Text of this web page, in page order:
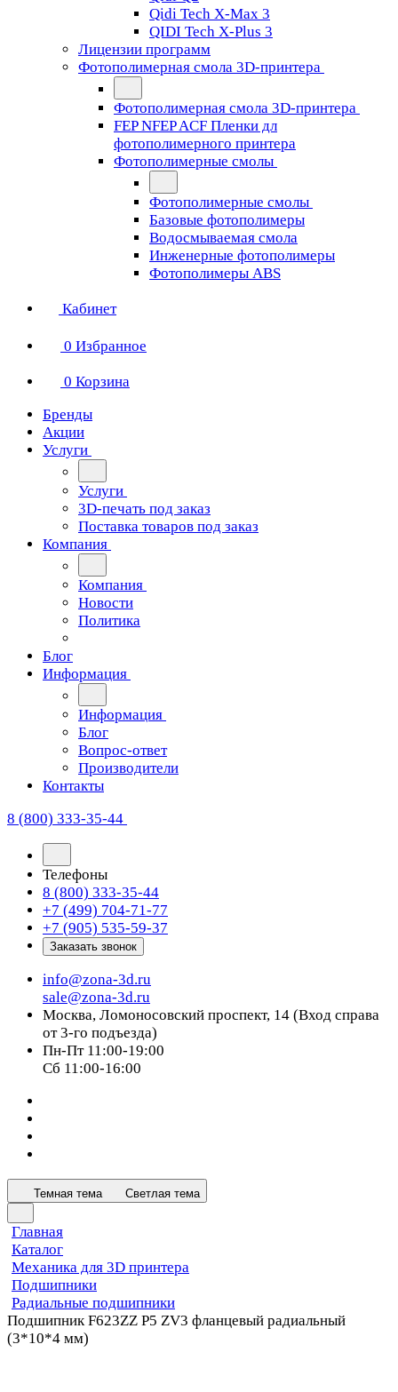
Qidi Tech X-Max 3
QIDI Tech X-Plus 3
Лицензии программ
Фотополимерная смола 3D-принтера
Фотополимерная смола 3D-принтера
FEP NFEP ACF Пленки дл
фотополимерного принтера
Фотополимерные смолы
Фотополимерные смолы
Базовые фотополимеры
Водосмываемая смола
Инженерные фотополимеры
Фотополимеры ABS
Кабинет
0 Избранное
0 Корзина
Бренды
Акции
Услуги
Услуги
3D-печать под заказ
Поставка товаров под заказ
Компания
Компания
Новости
Политика
Блог
Информация
Информация
Блог
Вопрос-ответ
Производители
Контакты
8 (800) 333-35-44
Телефоны
8 (800) 333-35-44
+7 (499) 704-71-77
+7 (905) 535-59-37
Заказать звонок
info@zona-3d.ru
sale@zona-3d.ru
Москва, Ломоносовский проспект, 14 (Вход справа
от 3-го подъезда)
Пн-Пт 11:00-19:00
Сб 11:00-16:00
Темная тема Светлая тема
Главная
Каталог
Механика для 3D принтера
Подшипники
Радиальные подшипники
Подшипник F623ZZ P5 ZV3 фланцевый радиальный
(3*10*4 мм)